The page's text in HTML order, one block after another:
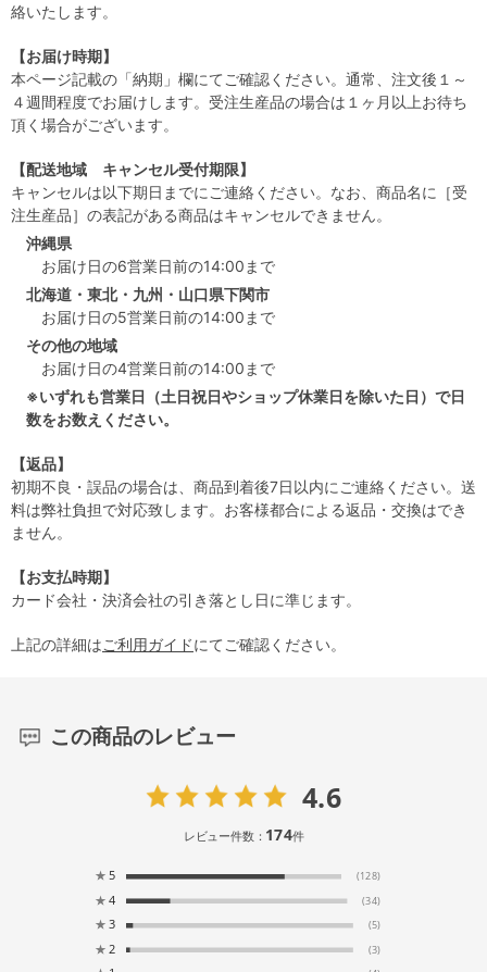
絡いたします。
【お届け時期】
本ページ記載の「納期」欄にてご確認ください。通常、注文後１～
４週間程度でお届けします。受注生産品の場合は１ヶ月以上お待ち
頂く場合がございます。
【配送地域 キャンセル受付期限】
キャンセルは以下期日までにご連絡ください。なお、商品名に［受
注生産品］の表記がある商品はキャンセルできません。
沖縄県
お届け日の6営業日前の14:00まで
北海道・東北・九州・山口県下関市
お届け日の5営業日前の14:00まで
その他の地域
お届け日の4営業日前の14:00まで
※いずれも営業日（土日祝日やショップ休業日を除いた日）で日
数をお数えください。
【返品】
初期不良・誤品の場合は、商品到着後7日以内にご連絡ください。送
料は弊社負担で対応致します。お客様都合による返品・交換はでき
ません。
【お支払時期】
カード会社・決済会社の引き落とし日に準じます。
上記の詳細はご利用ガイドにてご確認ください。
この商品のレビュー
4.6
レビュー件数： 174件
★ 5 (128)
★ 4 (34)
★ 3 (5)
★ 2 (3)